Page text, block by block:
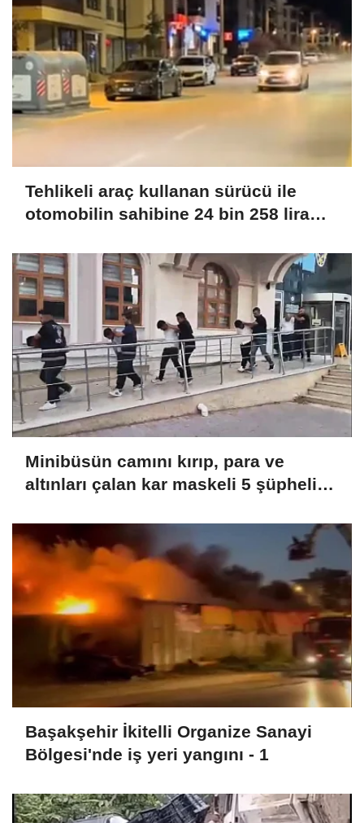
Tehlikeli araç kullanan sürücü ile
otomobilin sahibine 24 bin 258 lira
Minibüsün camını kırıp, para ve
altınları çalan kar maskeli 5 şüpheli
Başakşehir İkitelli Organize Sanayi
Bölgesi'nde iş yeri yangını - 1